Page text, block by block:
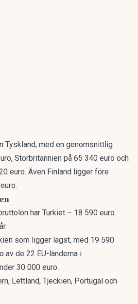
Tyskland, med en genomsnittlig
Storbritannien på 65 340 euro och
euro. Även Finland ligger före
har Turkiet – 18 590 euro
som ligger lägst, med 19 590
av de 22 EU-länderna i
30 000 euro.
Lettland, Tjeckien, Portugal och